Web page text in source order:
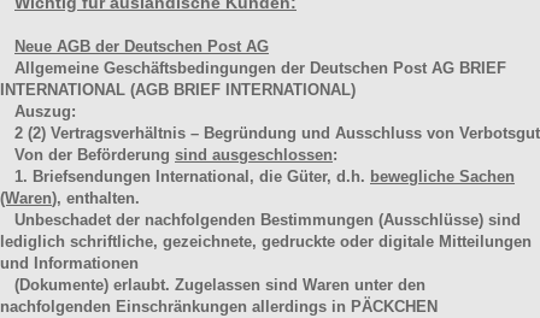
Neue AGB der Deutschen Post AG
Allgemeine Geschäftsbedingungen der Deutschen Post AG BRIEF
INTERNATIONAL (AGB BRIEF INTERNATIONAL)
Auszug:
2 (2) Vertragsverhältnis – Begründung und Ausschluss von Verbotsgut
Von der Beförderung sind ausgeschlossen:
1. Briefsendungen International, die Güter, d.h. bewegliche Sachen
(Waren), enthalten.
Unbeschadet der nachfolgenden Bestimmungen (Ausschlüsse) sind
lediglich schriftliche, gezeichnete, gedruckte oder digitale Mitteilungen
und Informationen
(Dokumente) erlaubt. Zugelassen sind Waren unter den
nachfolgenden Einschränkungen allerdings in PÄCKCHEN